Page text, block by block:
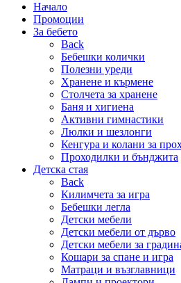
Начало
Промоции
За бебето
Back
Бебешки колички
Полезни уреди
Хранене и кърмене
Столчета за хранене
Баня и хигиена
Активни гимнастики
Люлки и шезлонги
Кенгура и колани за
Проходилки и бънджита
Детска стая
Back
Килимчета за игра
Бебешки легла
Детски мебели
Детски мебели от дърво
Детски мебели за
Кошари за спане и игра
Матраци и възглавници